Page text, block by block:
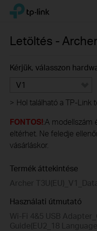
Click
navigation
TP-Link, Reliably Smart
Letöltés -
Kérjük, válasszon
V1
> Hol található a TP-Link
FONTOS!:A modellszám
eltérhet. Ne feledje
vásárláskor.
Termék áttekintése
Archer
Használati útmutató
Wi-Fi 4&5 USB
Guide(EU2_18